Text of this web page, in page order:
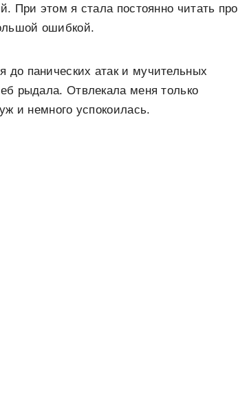
При этом я стала постоянно читать про
ошибкой.
панических атак и мучительных
рыдала. Отвлекала меня только
и немного успокоилась.